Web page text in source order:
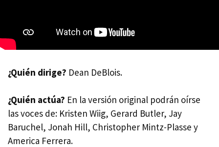
¿Quién dirige? Dean DeBlois.
¿Quién actúa? En la versión original podrán oírse
las voces de: Kristen Wiig, Gerard Butler, Jay
Baruchel, Jonah Hill, Christopher Mintz-Plasse y
America Ferrera.